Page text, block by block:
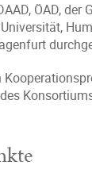
ÖAD,